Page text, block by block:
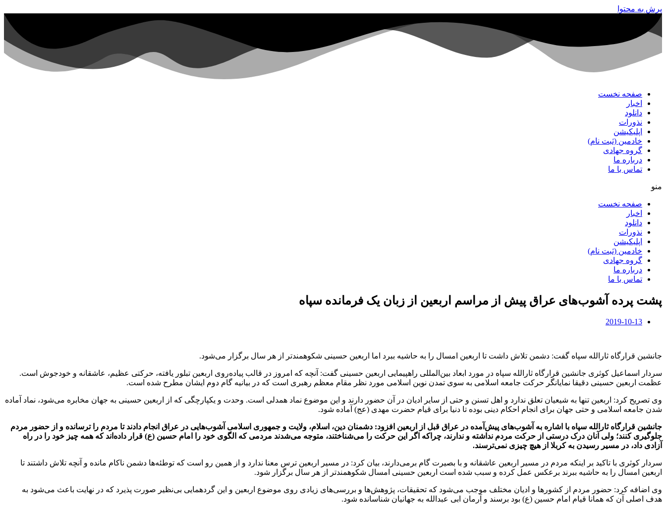
پرش به محتوا
صفحه نخست
اخبار
دانلود
نذورات
اپلیکیشن
خادمین (ثبت نام)
گروه جهادی
درباره ما
تماس با ما
منو
صفحه نخست
اخبار
دانلود
نذورات
اپلیکیشن
خادمین (ثبت نام)
گروه جهادی
درباره ما
تماس با ما
پشت پرده آشوب‌های عراق پیش از مراسم اربعین از زبان یک فرمانده سپاه
2019-10-13
جانشین قرارگاه ثارالله سپاه گفت: دشمن تلاش داشت تا اربعین امسال را به حاشیه ببرد اما اربعین حسینی شکوهمندتر از هر سال برگزار می‌شود.
سردار اسماعیل کوثری جانشین قرارگاه ثارالله سپاه در مورد ابعاد بین‌المللی راهپیمایی اربعین حسینی گفت: آنچه که امروز در قالب پیاده‌روی اربعین تبلور یافته،‌ حرکتی عظیم، عاشقانه و خودجوش است.
عظمت اربعین حسینی دقیقا نمایانگر حرکت جامعه اسلامی به سوی تمدن نوین اسلامی مورد نظر مقام معظم رهبری است که در بیانیه گام دوم ایشان مطرح شده است.
وی تصریح کرد: اربعین تنها به شیعیان تعلق ندارد و اهل تسنن و حتی از سایر ادیان در آن حضور دارند و این موضوع نماد همدلی است. وحدت و یکپارچگی که از اربعین حسینی به جهان مخابره می‌شود، نماد آماده
شدن جامعه اسلامی و حتی جهان برای انجام احکام دینی بوده تا دنیا برای قیام حضرت مهدی (عج) آماده شود.
جانشین قرارگاه ثارالله سپاه با اشاره به آشوب‌های پیش‌آمده در عراق قبل از اربعین افزود: دشمنان دین، اسلام، ولایت و جمهوری اسلامی آشوب‌هایی در عراق انجام دادند تا مردم را ترسانده و از حضور مردم
جلوگیری کنند؛ ولی آنان درک درستی از حرکت مردم نداشته و ندارند، چراکه اگر این حرکت را می‌شناختند، متوجه می‌شدند مردمی که الگوی خود را امام حسین (ع) قرار داده‌اند که همه چیز خود را در راه
آزادی داد، در مسیر رسیدن به کربلا از هیچ چیزی نمی‌ترسند.
سردار کوثری با تاکید بر اینکه مردم در مسیر اربعین عاشقانه و با بصیرت گام برمی‌دارند، بیان کرد: در مسیر اربعین ترس معنا ندارد و از همین رو است که توطئه‌ها دشمن ناکام مانده و آنچه تلاش داشتند تا
اربعین امسال را به حاشیه ببرند برعکس عمل کرده و سبب شده است اربعین حسینی امسال شکوهمندتر از هر سال برگزار شود.
وی اضافه کرد: حضور مردم از کشورها و ادیان مختلف موجب می‌شود که تحقیقات، پژوهش‌ها و بررسی‌های زیادی روی موضوع اربعین و این گردهمایی بی‌نظیر صورت پذیرد که در نهایت باعث می‌شود به
هدف اصلی آن که همانا قیام امام حسین (ع) بود برسند و آرمان ابی عبدالله به جهانیان شناسانده شود.